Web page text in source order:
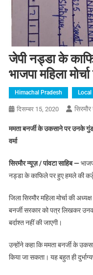
जेपी नड्डा के
भाजपा महिला
Himachal Pradesh
दिसम्बर 15, 2020
ममता बनर्जी के उकसाने पर उनके गुंडों
वर्मा
सिरमौर न्यूज़ /पांवटा साहिब —
नड्डा के काफिले पर हुए हमले की कड़े
जिला सिरमौर महिला मोर्चा की
बनर्जी सरकार को पत्र लिखकर
बर्दाश्त नहीं की जाएगी।
उन्होंने कहा कि ममता बनर्जी के
किया जा सकता। यह बहुत ही